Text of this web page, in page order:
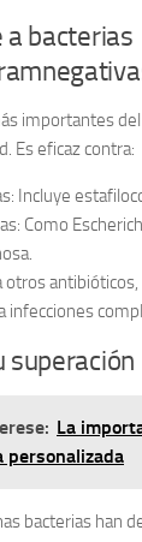
bacterias
importantes
Es eficaz contra:
: Incluye
: Como
otros
infecciones
superación
La
personalizada
bacterias han